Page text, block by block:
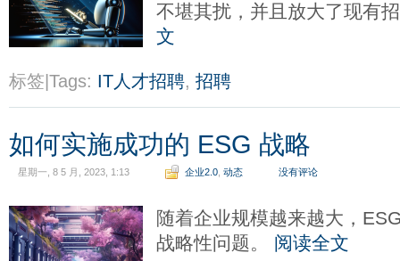
不堪其扰，并且放大了现有
文
标签|Tags: IT人才招聘, 招聘
如何实施成功的 ESG 战略
星期一, 8 5 月, 2023, 1:13 企业2.0 动态 没有评论
随着企业规模越来越大，
战略性问题。 阅读全文